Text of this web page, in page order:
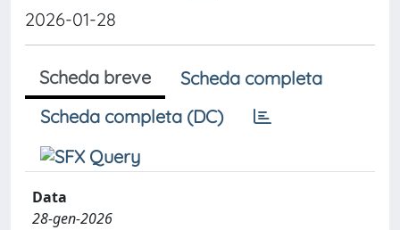
2026-01-28
Scheda breve
Scheda completa
Scheda completa (DC)
Data
28-gen-2026